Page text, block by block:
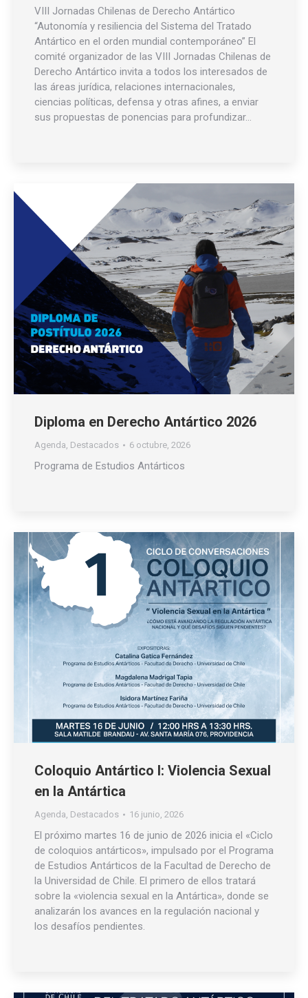
VIII Jornadas Chilenas de Derecho Antártico
“Autonomía y resiliencia del Sistema del Tratado
Antártico en el orden mundial contemporáneo” El
comité organizador de las VIII Jornadas Chilenas de
Derecho Antártico invita a todos los interesados de
las áreas jurídica, relaciones internacionales,
ciencias políticas, defensa y otras afines, a enviar
sus propuestas de ponencias para profundizar…
Diploma en Derecho Antártico 2026
Agenda, Destacados 6 octubre, 2026
Programa de Estudios Antárticos
Coloquio Antártico I: Violencia Sexual
en la Antártica
Agenda, Destacados 16 junio, 2026
El próximo martes 16 de junio de 2026 inicia el «Ciclo
de coloquios antárticos», impulsado por el Programa
de Estudios Antárticos de la Facultad de Derecho de
la Universidad de Chile. El primero de ellos tratará
sobre la «violencia sexual en la Antártica», donde se
analizarán los avances en la regulación nacional y
los desafíos pendientes.